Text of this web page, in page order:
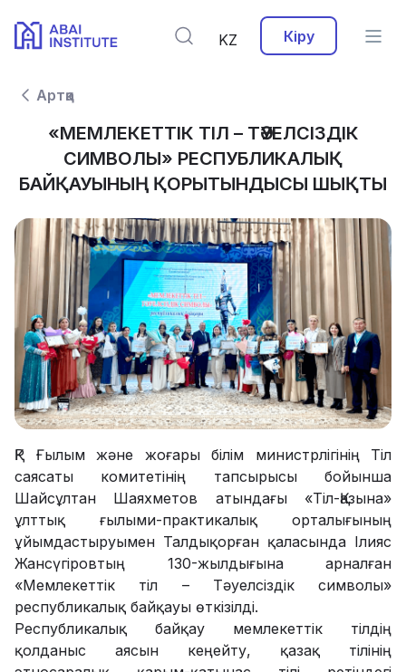
KZ Кіру
Артқа
«МЕМЛЕКЕТТІК ТІЛ – ТӘУЕЛСІЗДІК
СИМВОЛЫ» РЕСПУБЛИКАЛЫҚ
БАЙҚАУЫНЫҢ ҚОРЫТЫНДЫСЫ ШЫҚТЫ
ҚР Ғылым және жоғары білім министрлігінің Тіл
саясаты комитетінің тапсырысы бойынша
Шайсұлтан Шаяхметов атындағы «Тіл-Қазына»
ұлттық ғылыми-практикалық орталығының
ұйымдастыруымен Талдықорған қаласында Ілияс
Жансүгіровтың 130-жылдығына арналған
«Мемлекеттік тіл – Тәуелсіздік символы»
республикалық байқауы өткізілді.
Республикалық байқау мемлекеттік тілдің
қолданыс аясын кеңейту, қазақ тілінің